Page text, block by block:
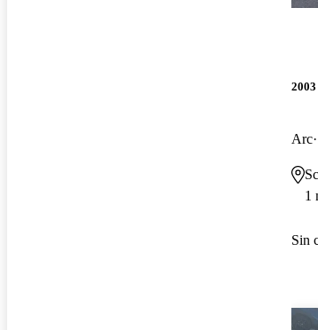
2003
Arc
1
Sin